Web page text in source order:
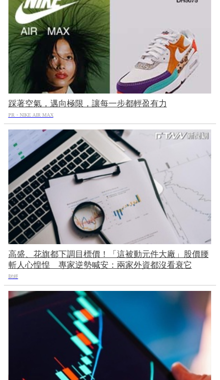
踩著空氣，邁向極限，讓每一步都輕盈有力
PR・NIKE AIR MAX
高盛、花旗都下調目標價！「這被動元件大廠」股價腰
斬人心惶惶 專家逆勢喊安：兩家外資都沒看衰它
財經